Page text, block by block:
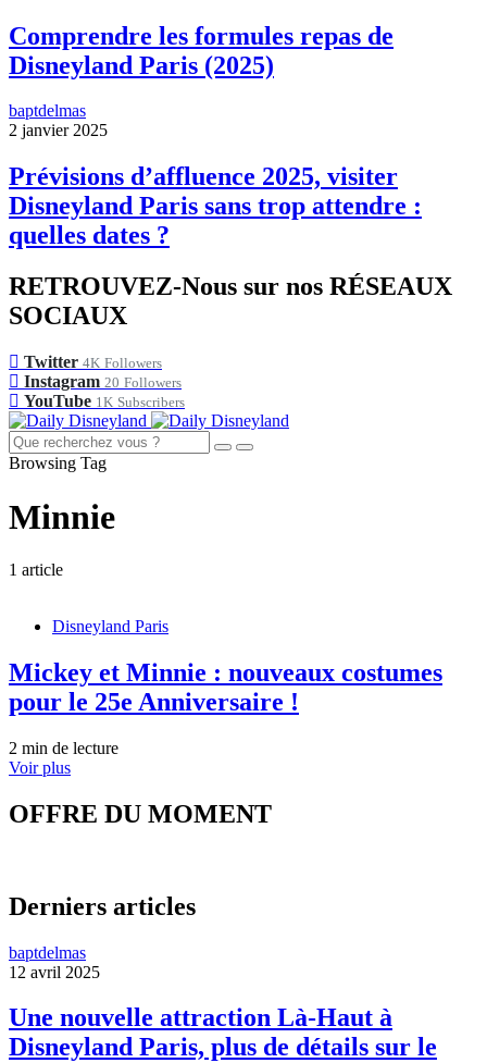
Comprendre les formules repas de
Disneyland Paris (2025)
baptdelmas
2 janvier 2025
Prévisions d’affluence 2025, visiter
Disneyland Paris sans trop attendre :
quelles dates ?
RETROUVEZ-Nous sur nos RÉSEAUX
SOCIAUX
Twitter 4K Followers
Instagram 20 Followers
YouTube 1K Subscribers
Browsing Tag
Minnie
1 article
Disneyland Paris
Mickey et Minnie : nouveaux costumes
pour le 25e Anniversaire !
2 min de lecture
Voir plus
OFFRE DU MOMENT
Derniers articles
baptdelmas
12 avril 2025
Une nouvelle attraction Là-Haut à
Disneyland Paris, plus de détails sur le